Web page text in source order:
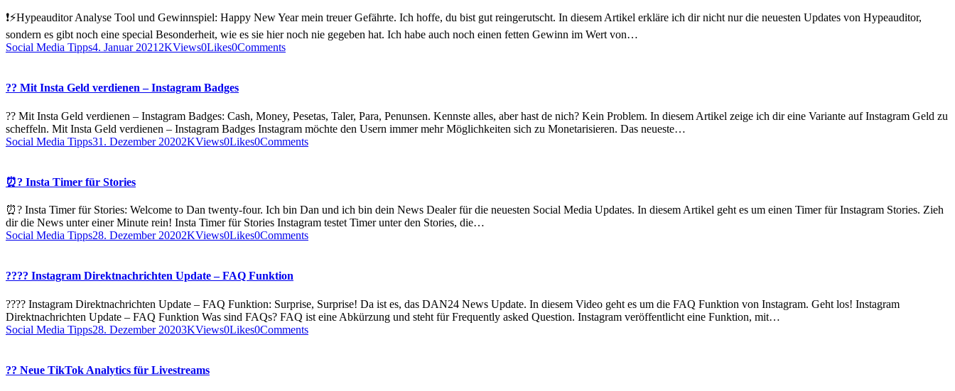
❗️⚡️Hypeauditor Analyse Tool und Gewinnspiel: Happy New Year mein treuer Gefährte. Ich hoffe, du bist gut reingerutscht. In diesem Artikel erkläre ich dir nicht nur die neuesten Updates von Hypeauditor,
sondern es gibt noch eine special Besonderheit, wie es sie hier noch nie gegeben hat. Ich habe auch noch einen fetten Gewinn im Wert von…
Social Media Tipps4. Januar 2021 2KViews0Likes0Comments
?? Mit Insta Geld verdienen – Instagram Badges
?? Mit Insta Geld verdienen – Instagram Badges: Cash, Money, Pesetas, Taler, Para, Penunsen. Kennste alles, aber hast de nich? Kein Problem. In diesem Artikel zeige ich dir eine Variante auf Instagram Geld zu
scheffeln. Mit Insta Geld verdienen – Instagram Badges Instagram möchte den Usern immer mehr Möglichkeiten sich zu Monetarisieren. Das neueste…
Social Media Tipps31. Dezember 20202KViews0Likes0Comments
⏰? Insta Timer für Stories
⏰? Insta Timer für Stories: Welcome to Dan twenty-four. Ich bin Dan und ich bin dein News Dealer für die neuesten Social Media Updates. In diesem Artikel geht es um einen Timer für Instagram Stories. Zieh
dir die News unter einer Minute rein! Insta Timer für Stories Instagram testet Timer unter den Stories, die…
Social Media Tipps28. Dezember 20202KViews0Likes0Comments
??‍?? Instagram Direktnachrichten Update – FAQ Funktion
??‍?? Instagram Direktnachrichten Update – FAQ Funktion: Surprise, Surprise! Da ist es, das DAN24 News Update. In diesem Video geht es um die FAQ Funktion von Instagram. Geht los! Instagram
Direktnachrichten Update – FAQ Funktion Was sind FAQs? FAQ ist eine Abkürzung und steht für Frequently asked Question. Instagram veröffentlicht eine Funktion, mit…
Social Media Tipps28. Dezember 20203KViews0Likes0Comments
?? Neue TikTok Analytics für Livestreams